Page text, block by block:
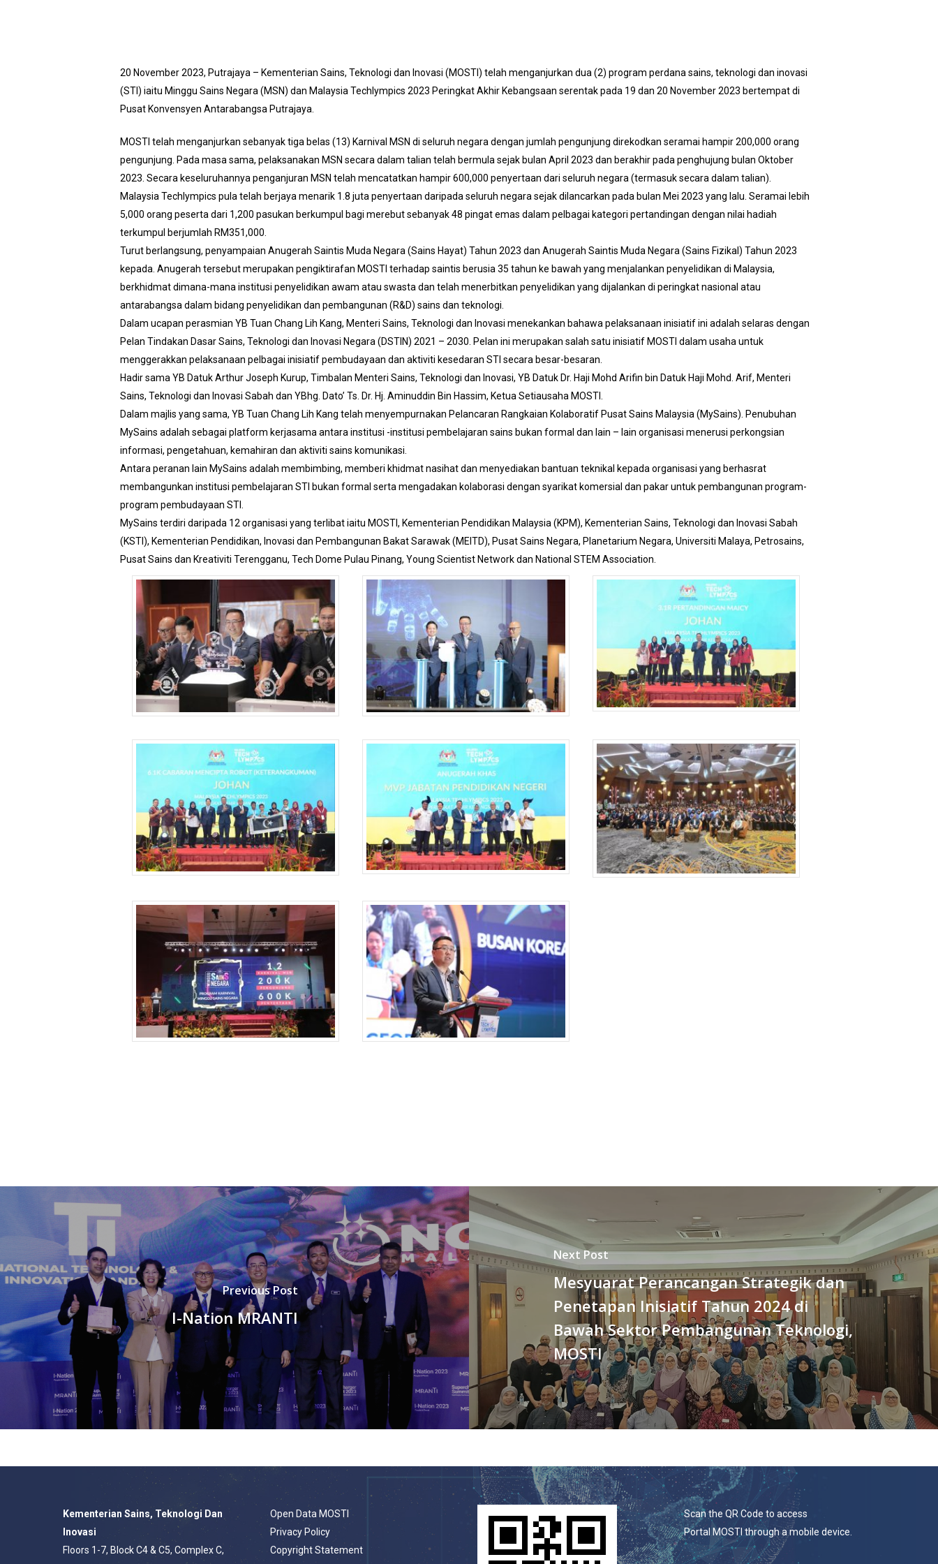
20 November 2023, Putrajaya – Kementerian Sains, Teknologi dan Inovasi (MOSTI) telah menganjurkan dua (2) program perdana sains, teknologi dan inovasi
(STI) iaitu Minggu Sains Negara (MSN) dan Malaysia Techlympics 2023 Peringkat Akhir Kebangsaan serentak pada 19 dan 20 November 2023 bertempat di
Pusat Konvensyen Antarabangsa Putrajaya.
MOSTI telah menganjurkan sebanyak tiga belas (13) Karnival MSN di seluruh negara dengan jumlah pengunjung direkodkan seramai hampir 200,000 orang
pengunjung. Pada masa sama, pelaksanakan MSN secara dalam talian telah bermula sejak bulan April 2023 dan berakhir pada penghujung bulan Oktober
2023. Secara keseluruhannya penganjuran MSN telah mencatatkan hampir 600,000 penyertaan dari seluruh negara (termasuk secara dalam talian).
Malaysia Techlympics pula telah berjaya menarik 1.8 juta penyertaan daripada seluruh negara sejak dilancarkan pada bulan Mei 2023 yang lalu. Seramai lebih
5,000 orang peserta dari 1,200 pasukan berkumpul bagi merebut sebanyak 48 pingat emas dalam pelbagai kategori pertandingan dengan nilai hadiah
terkumpul berjumlah RM351,000.
Turut berlangsung, penyampaian Anugerah Saintis Muda Negara (Sains Hayat) Tahun 2023 dan Anugerah Saintis Muda Negara (Sains Fizikal) Tahun 2023
kepada. Anugerah tersebut merupakan pengiktirafan MOSTI terhadap saintis berusia 35 tahun ke bawah yang menjalankan penyelidikan di Malaysia,
berkhidmat dimana-mana institusi penyelidikan awam atau swasta dan telah menerbitkan penyelidikan yang dijalankan di peringkat nasional atau
antarabangsa dalam bidang penyelidikan dan pembangunan (R&D) sains dan teknologi.
Dalam ucapan perasmian YB Tuan Chang Lih Kang, Menteri Sains, Teknologi dan Inovasi menekankan bahawa pelaksanaan inisiatif ini adalah selaras dengan
Pelan Tindakan Dasar Sains, Teknologi dan Inovasi Negara (DSTIN) 2021 – 2030. Pelan ini merupakan salah satu inisiatif MOSTI dalam usaha untuk
menggerakkan pelaksanaan pelbagai inisiatif pembudayaan dan aktiviti kesedaran STI secara besar-besaran.
Hadir sama YB Datuk Arthur Joseph Kurup, Timbalan Menteri Sains, Teknologi dan Inovasi, YB Datuk Dr. Haji Mohd Arifin bin Datuk Haji Mohd. Arif, Menteri
Sains, Teknologi dan Inovasi Sabah dan YBhg. Dato’ Ts. Dr. Hj. Aminuddin Bin Hassim, Ketua Setiausaha MOSTI.
Dalam majlis yang sama, YB Tuan Chang Lih Kang telah menyempurnakan Pelancaran Rangkaian Kolaboratif Pusat Sains Malaysia (MySains). Penubuhan
MySains adalah sebagai platform kerjasama antara institusi -institusi pembelajaran sains bukan formal dan lain – lain organisasi menerusi perkongsian
informasi, pengetahuan, kemahiran dan aktiviti sains komunikasi.
Antara peranan lain MySains adalah membimbing, memberi khidmat nasihat dan menyediakan bantuan teknikal kepada organisasi yang berhasrat
membangunkan institusi pembelajaran STI bukan formal serta mengadakan kolaborasi dengan syarikat komersial dan pakar untuk pembangunan program-
program pembudayaan STI.
MySains terdiri daripada 12 organisasi yang terlibat iaitu MOSTI, Kementerian Pendidikan Malaysia (KPM), Kementerian Sains, Teknologi dan Inovasi Sabah
(KSTI), Kementerian Pendidikan, Inovasi dan Pembangunan Bakat Sarawak (MEITD), Pusat Sains Negara, Planetarium Negara, Universiti Malaya, Petrosains,
Pusat Sains dan Kreativiti Terengganu, Tech Dome Pulau Pinang, Young Scientist Network dan National STEM Association.
Previous Post
I-Nation MRANTI
Next Post
Mesyuarat Perancangan Strategik dan
Penetapan Inisiatif Tahun 2024 di
Bawah Sektor Pembangunan Teknologi,
MOSTI
Kementerian Sains, Teknologi Dan
Inovasi
Floors 1-7, Block C4 & C5, Complex C,
Open Data MOSTI
Privacy Policy
Copyright Statement
Scan the QR Code to access
Portal MOSTI through a mobile device.